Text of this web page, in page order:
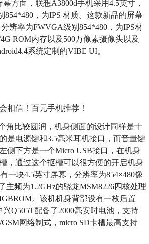
幕方面，联想A3800d手机采用4.5英寸，
854*480，为IPS 材质。这款新品的屏幕
辨率为FWVGA级别854*480，为IPS材
ROM内存以及500万像素摄像头以及
系统定制的VIBE UI。
角比较圆润，机身侧面的设计同样是十
是电源键和3.5毫米耳机接口，而音量键
侧下方是一个Micro USB接口，在机身
，通过这个抠槽可以很方便的开启机身
一块4.5英寸屏幕，分辨率为854×480像
主频为1.2GHz的骁龙MSM8226四核处理
。该机机身背部设有一枚后置
兴Q505T配备了2000毫安时电池，支持
网络制式，micro SD卡槽最高支持